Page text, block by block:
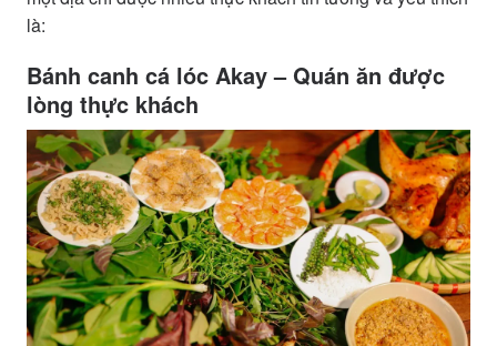
là:
Bánh canh cá lóc Akay – Quán ăn được
lòng thực khách